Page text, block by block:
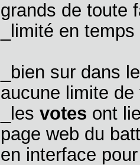
grands de toute
_limité en
_bien sur dans
aucune limite
_les votes ont
page web du
en interface